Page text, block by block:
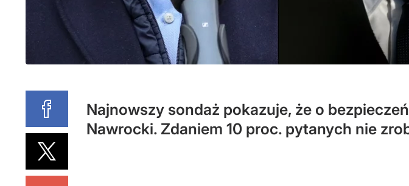
Najnowszy sondaż pokazuje, że o
Nawrocki. Zdaniem 10 proc. pytanych nie